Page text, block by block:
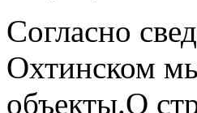
Согласно
Охтинском
объекты.О